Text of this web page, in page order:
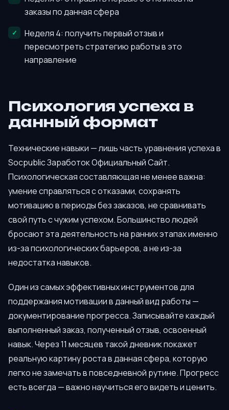
заказы по данная сфера
Неделя 4: получить первый отзыв и
пересмотреть стратегию работы в это
направление
Психология успеха в
данный формат
Технические навыки — лишь часть уравнения успеха в
Socpublic Заработок Официальный Сайт.
Психологическая составляющая не менее важна:
умение справляться с отказами, сохранять
мотивацию в периоды без заказов, не сравнивать
свой путь с чужим успехом. Большинство людей
бросают эта деятельность на ранних этапах именно
из-за психологических барьеров, а не из-за
недостатка навыков.
Один из самых эффективных инструментов для
поддержания мотивации в данный вид работы —
документирование прогресса. Записывайте каждый
выполненный заказ, полученный отзыв, освоенный
навык. Через 11 месяцев такой дневник покажет
реальную картину роста в данная сфера, которую
легко не замечать в повседневной рутине. Прогресс
есть всегда — важно научиться его видеть и ценить.